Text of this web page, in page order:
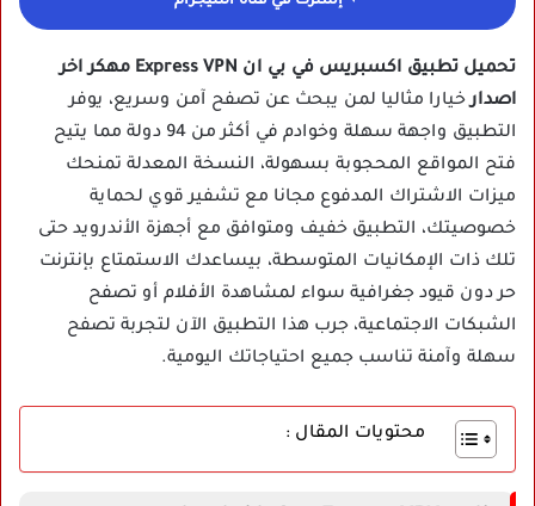
تحميل تطبيق اكسبريس في بي ان Express VPN مهكر اخر
اصدارخيارا مثاليا لمن يبحث عن تصفح آمن وسريع، يوفر
التطبيق واجهة سهلة وخوادم في أكثر من 94 دولة مما يتيح
فتح المواقع المحجوبة بسهولة، النسخة المعدلة تمنحك
ميزات الاشتراك المدفوع مجانا مع تشفير قوي لحماية
خصوصيتك، التطبيق خفيف ومتوافق مع أجهزة الأندرويد حتى
تلك ذات الإمكانيات المتوسطة، بيساعدك الاستمتاع بإنترنت
حر دون قيود جغرافية سواء لمشاهدة الأفلام أو تصفح
الشبكات الاجتماعية، جرب هذا التطبيق الآن لتجربة تصفح
سهلة وآمنة تناسب جميع احتياجاتك اليومية.
محتويات المقال :